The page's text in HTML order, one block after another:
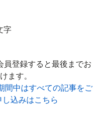
字
員登録すると最後までお
ます。
間中はすべての記事をご
込みはこちら